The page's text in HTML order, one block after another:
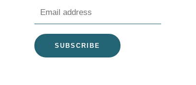
m
a
i
SUBSCRIBE